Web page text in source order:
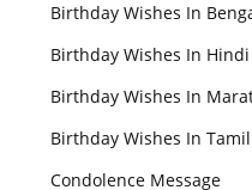
Birthday Wishes In
Birthday Wishes In Hindi
Birthday Wishes In
Birthday Wishes In Tamil
Condolence Message